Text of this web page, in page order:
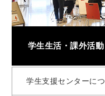
学生生活・課外活
学生支援センターに